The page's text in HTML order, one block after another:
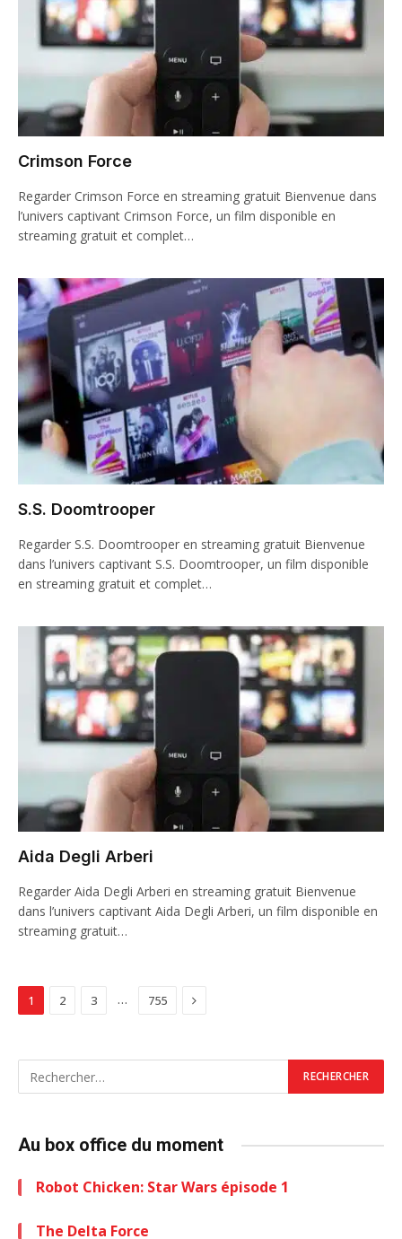
Crimson Force
Regarder Crimson Force en streaming gratuit Bienvenue dans
l’univers captivant Crimson Force, un film disponible en
streaming gratuit et complet…
S.S. Doomtrooper
Regarder S.S. Doomtrooper en streaming gratuit Bienvenue
dans l’univers captivant S.S. Doomtrooper, un film disponible
en streaming gratuit et complet…
Aida Degli Arberi
Regarder Aida Degli Arberi en streaming gratuit Bienvenue
dans l’univers captivant Aida Degli Arberi, un film disponible en
streaming gratuit…
1 2 3 … 755 Next
Au box office du moment
Robot Chicken: Star Wars épisode 1
The Delta Force